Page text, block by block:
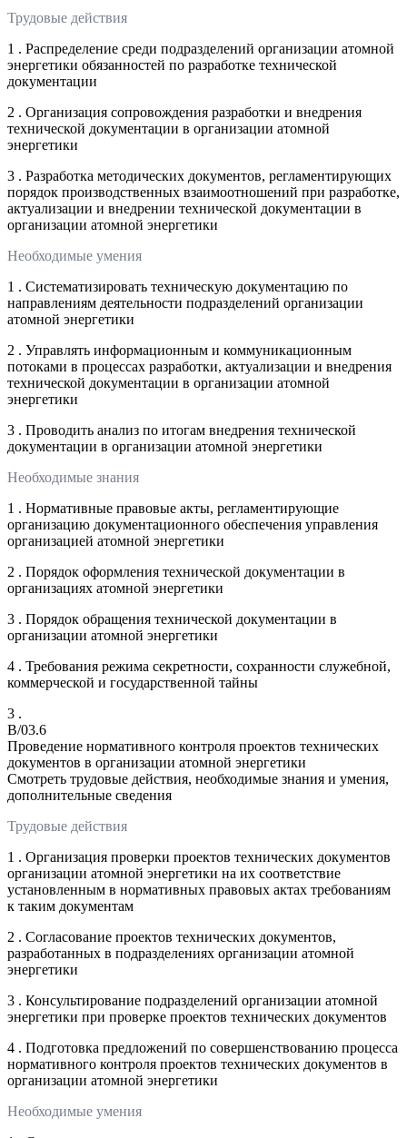
Трудовые действия
1 . Распределение среди подразделений организации атомной
энергетики обязанностей по разработке технической
документации
2 . Организация сопровождения разработки и внедрения
технической документации в организации атомной
энергетики
3 . Разработка методических документов, регламентирующих
порядок производственных взаимоотношений при разработке,
актуализации и внедрении технической документации в
организации атомной энергетики
Необходимые умения
1 . Систематизировать техническую документацию по
направлениям деятельности подразделений организации
атомной энергетики
2 . Управлять информационным и коммуникационным
потоками в процессах разработки, актуализации и внедрения
технической документации в организации атомной
энергетики
3 . Проводить анализ по итогам внедрения технической
документации в организации атомной энергетики
Необходимые знания
1 . Нормативные правовые акты, регламентирующие
организацию документационного обеспечения управления
организацией атомной энергетики
2 . Порядок оформления технической документации в
организациях атомной энергетики
3 . Порядок обращения технической документации в
организации атомной энергетики
4 . Требования режима секретности, сохранности служебной,
коммерческой и государственной тайны
3 .
B/03.6
Проведение нормативного контроля проектов технических
документов в организации атомной энергетики
Смотреть трудовые действия, необходимые знания и умения,
дополнительные сведения
Трудовые действия
1 . Организация проверки проектов технических документов
организации атомной энергетики на их соответствие
установленным в нормативных правовых актах требованиям
к таким документам
2 . Согласование проектов технических документов,
разработанных в подразделениях организации атомной
энергетики
3 . Консультирование подразделений организации атомной
энергетики при проверке проектов технических документов
4 . Подготовка предложений по совершенствованию процесса
нормативного контроля проектов технических документов в
организации атомной энергетики
Необходимые умения